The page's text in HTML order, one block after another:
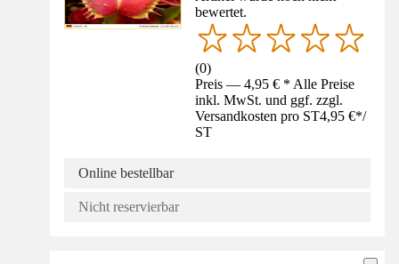
bewertet.
(0)
Preis — 4,95 € * Alle Preise
inkl. MwSt. und ggf. zzgl.
Versandkosten pro ST4,95 €*/
ST
Online bestellbar
Nicht reservierbar